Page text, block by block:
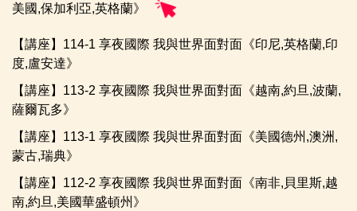
美國,保加利亞,英格蘭》
【講座】114-1 享夜國際 我與世界面對面《印尼,英格蘭,印
度,盧安達》
【講座】113-2 享夜國際 我與世界面對面《越南,約旦,波蘭,
薩爾瓦多》
【講座】113-1 享夜國際 我與世界面對面《美國德州,澳洲,
蒙古,瑞典》
【講座】112-2 享夜國際 我與世界面對面《南非,貝里斯,越
南,約旦,美國華盛頓州》